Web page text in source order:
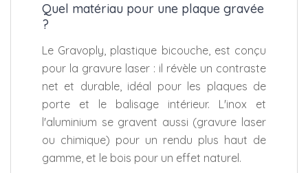
Quel matériau pour une plaque gravée
?
Le Gravoply, plastique bicouche, est conçu
pour la gravure laser : il révèle un contraste
net et durable, idéal pour les plaques de
porte et le balisage intérieur. L'inox et
l'aluminium se gravent aussi (gravure laser
ou chimique) pour un rendu plus haut de
gamme, et le bois pour un effet naturel.